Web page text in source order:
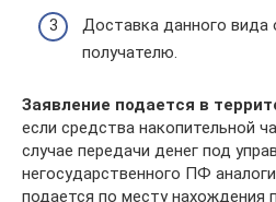
Доставка данного вида
получателю.
Заявление подается в
если средства накопительной
случае передачи денег под
негосударственного ПФ
подается по месту нахождения